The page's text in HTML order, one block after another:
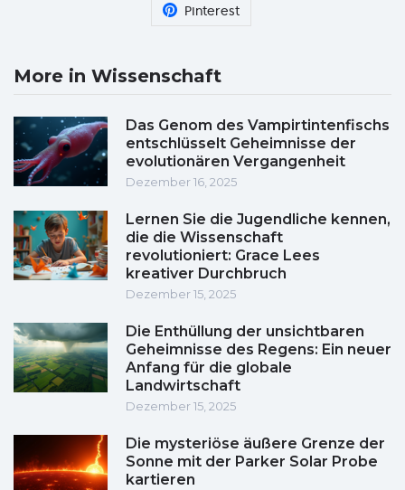
Pinterest
More in Wissenschaft
Das Genom des Vampirtintenfischs
entschlüsselt Geheimnisse der
evolutionären Vergangenheit
Dezember 16, 2025
Lernen Sie die Jugendliche kennen,
die die Wissenschaft
revolutioniert: Grace Lees
kreativer Durchbruch
Dezember 15, 2025
Die Enthüllung der unsichtbaren
Geheimnisse des Regens: Ein neuer
Anfang für die globale
Landwirtschaft
Dezember 15, 2025
Die mysteriöse äußere Grenze der
Sonne mit der Parker Solar Probe
kartieren